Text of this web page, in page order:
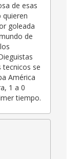
de esas
goleada
de
tecnicos se
América
1 a 0
tiempo.